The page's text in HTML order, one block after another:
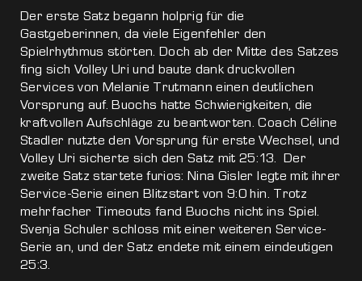
Der erste Satz begann holprig für die
Gastgeberinnen, da viele Eigenfehler den
Spielrhythmus störten. Doch ab der Mitte des Satzes
fing sich Volley Uri und baute dank druckvollen
Services von Melanie Trutmann einen deutlichen
Vorsprung auf. Buochs hatte Schwierigkeiten, die
kraftvollen Aufschläge zu beantworten. Coach Céline
Stadler nutzte den Vorsprung für erste Wechsel, und
Volley Uri sicherte sich den Satz mit 25:13. Der
zweite Satz startete furios: Nina Gisler legte mit ihrer
Service-Serie einen Blitzstart von 9:0 hin. Trotz
mehrfacher Timeouts fand Buochs nicht ins Spiel.
Svenja Schuler schloss mit einer weiteren Service-
Serie an, und der Satz endete mit einem eindeutigen
25:3.